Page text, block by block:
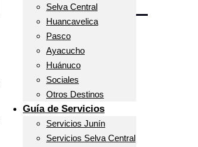
Selva Central
Huancavelica
Pasco
Ayacucho
Huánuco
Sociales
Otros Destinos
Guía de Servicios
Servicios Junín
Servicios Selva Central